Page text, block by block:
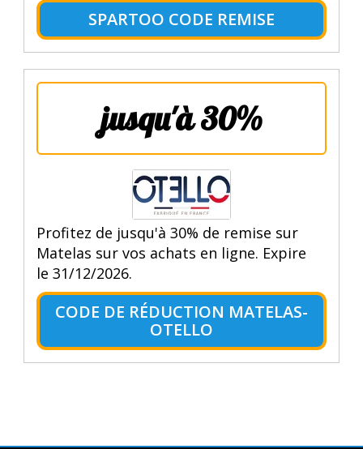
SPARTOO CODE REMISE
jusqu'à 30%
Profitez de jusqu'à 30% de remise sur
Matelas sur vos achats en ligne. Expire
le 31/12/2026.
CODE DE RÉDUCTION MATELAS-
OTELLO